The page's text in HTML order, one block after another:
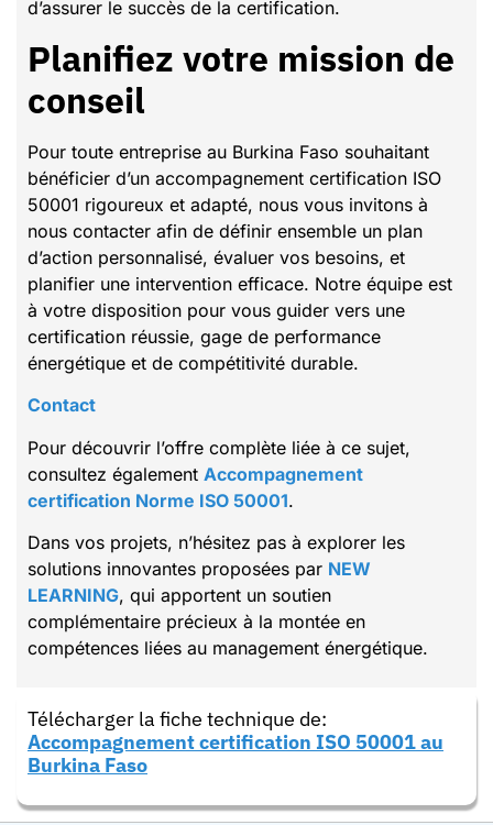
d’assurer le succès de la certification.
Planifiez votre mission de
conseil
Pour toute entreprise au Burkina Faso souhaitant
bénéficier d’un accompagnement certification ISO
50001 rigoureux et adapté, nous vous invitons à
nous contacter afin de définir ensemble un plan
d’action personnalisé, évaluer vos besoins, et
planifier une intervention efficace. Notre équipe est
à votre disposition pour vous guider vers une
certification réussie, gage de performance
énergétique et de compétitivité durable.
Contact
Pour découvrir l’offre complète liée à ce sujet,
consultez également Accompagnement
certification Norme ISO 50001.
Dans vos projets, n’hésitez pas à explorer les
solutions innovantes proposées par NEW
LEARNING, qui apportent un soutien
complémentaire précieux à la montée en
compétences liées au management énergétique.
Télécharger la fiche technique de:
Accompagnement certification ISO 50001 au
Burkina Faso